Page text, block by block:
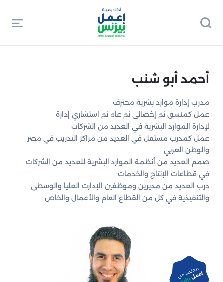
أحمد أبو شنب
مدرب إدارة موارد بشرية محترف
عمل كمنسق ثم إخصائي ثم عام ثم استشاري إدارة
لإدارة الموارد البشرية في العديد من الشركات
عمل كمدرب مستقل في العديد من مراكز التدريب في مصر
والوطن العربي
صمم العديد من أنظمة الموارد البشرية للعديد من الشركات
في قطاعات الإنتاج والخدمات
درب العديد من مديرين وموظفين الإدارت العليا والوسطى
والتنفيذية في كل من القطاع العام والأعمال والخاص